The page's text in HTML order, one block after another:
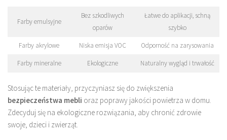
Farby emulsyjne
Bez szkodliwych
oparów
Łatwe do aplikacji, schną
szybko
Farby akrylowe Niska emisja VOC Odporność na zarysowania
Farby mineralne Ekologiczne Naturalny wygląd i trwałość
Stosując te materiały, przyczyniasz się do zwiększenia
bezpieczeństwa mebli oraz poprawy jakości powietrza w domu.
Zdecyduj się na ekologiczne rozwiązania, aby chronić zdrowie
swoje, dzieci i zwierząt.